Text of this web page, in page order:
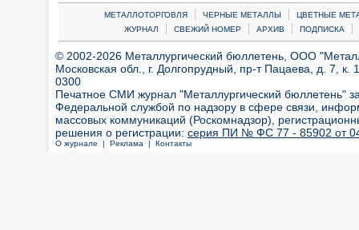
МЕТАЛЛОТОРГОВЛЯ | ЧЕРНЫЕ МЕТАЛЛЫ |
ЦВЕТНЫЕ
ЖУРНАЛ
| СВЕЖИЙ НОМЕР | АРХИВ | ПОДПИСКА |
© 2002-2026 Металлургический бюллетень, ООО
Московская обл., г. Долгопрудный, пр-т Пацаева, д. 7,
0300
Печатное СМИ журнал "Металлургический бюллетень"
Федеральной службой по надзору в сфере связи,
массовых коммуникаций (Роскомнадзор),
решения о регистрации: серия ПИ № ФС 77 - 85902 от 04
О журнале | Реклама | Контакты